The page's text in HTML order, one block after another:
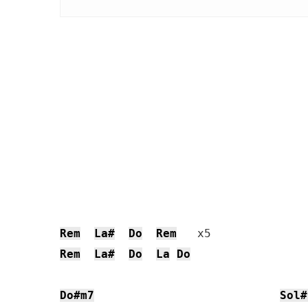
Rem La# Do Rem
Rem
La# Do La Do
Do#m7